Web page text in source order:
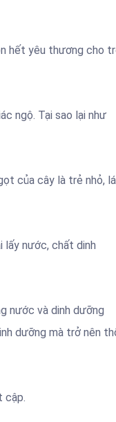
hết yêu thương cho
ngộ. Tại sao lại như
của cây là trẻ nhỏ, lá
lấy nước, chất dinh
nước và dinh dưỡng
dưỡng mà trở nên
cập.